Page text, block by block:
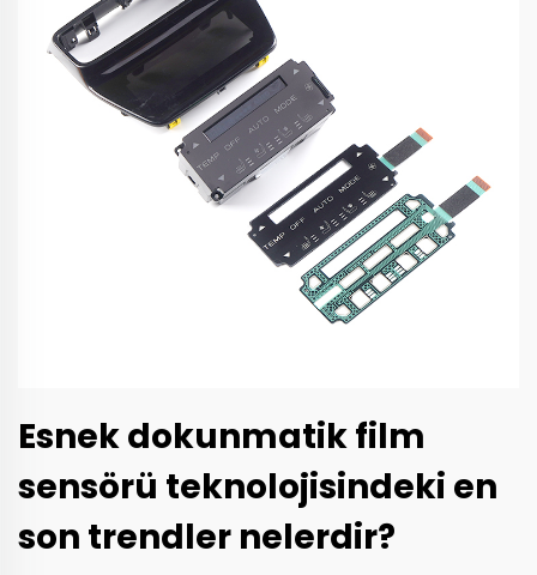
Esnek dokunmatik film
sensörü teknolojisindeki en
son trendler nelerdir?